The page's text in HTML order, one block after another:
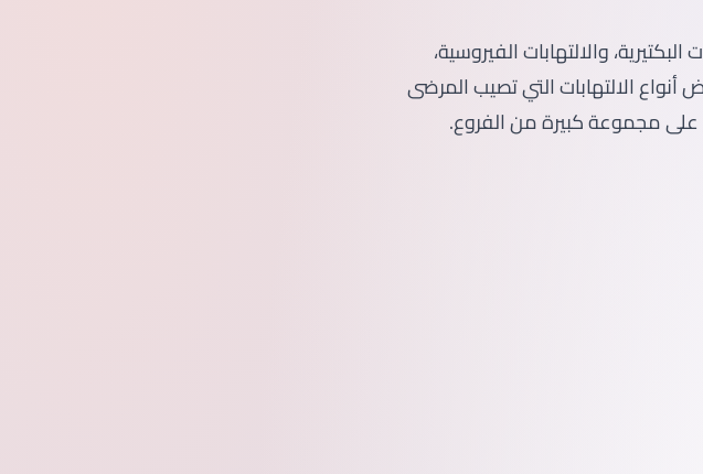
والالتهابات الفيروسية،
أنواع الالتهابات التي تصيب المرضى
على مجموعة كبيرة من الفروع.